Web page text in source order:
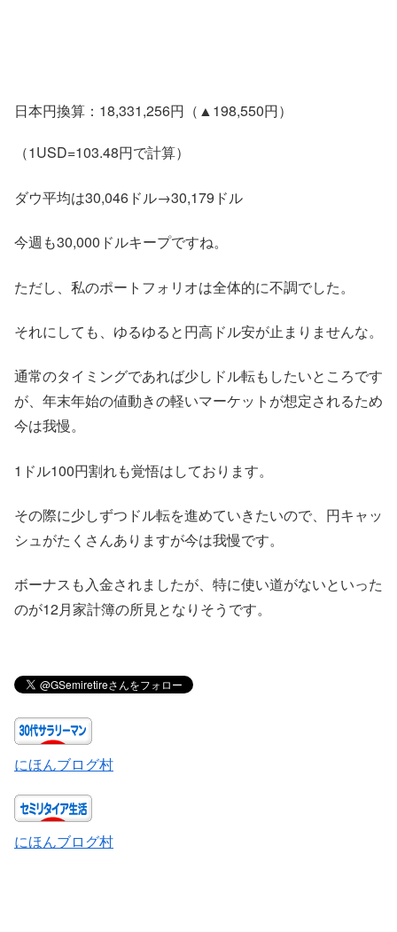
日本円換算：18,331,256円（▲198,550円）
（1USD=103.48円で計算）
ダウ平均は30,046ドル→30,179ドル
今週も30,000ドルキープですね。
ただし、私のポートフォリオは全体的に不調でした。
それにしても、ゆるゆると円高ドル安が止まりませんな。
通常のタイミングであれば少しドル転もしたいところです
が、年末年始の値動きの軽いマーケットが想定されるため
今は我慢。
1ドル100円割れも覚悟はしております。
その際に少しずつドル転を進めていきたいので、円キャッ
シュがたくさんありますが今は我慢です。
ボーナスも入金されましたが、特に使い道がないといった
のが12月家計簿の所見となりそうです。
にほんブログ村
にほんブログ村